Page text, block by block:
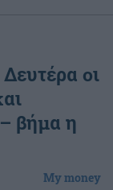
οι
βήμα η
My money